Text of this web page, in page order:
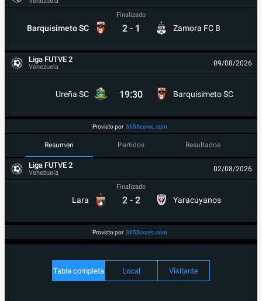
Barquisimeto SC
Finalizado
2 - 1 Zamora FC B
Liga FUTVE 2
Venezuela 09/08/2026
Ureña SC 19:30 Barquisimeto SC
Provisto por 365Scores.com
Resumen Partidos Resultados
Liga FUTVE 2
Venezuela 02/08/2026
Lara
Finalizado
2 - 2 Yaracuyanos
Provisto por 365Scores.com
Tabla completa Local Visitante